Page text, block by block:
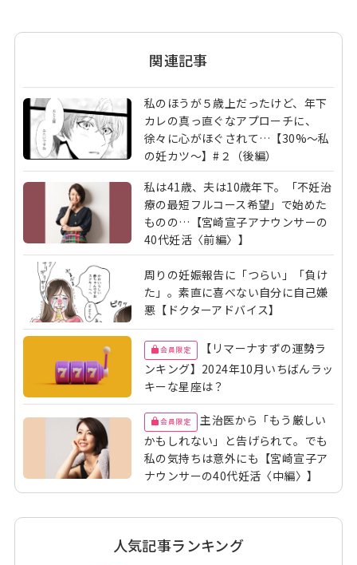
関連記事
私のほうが５歳上だったけど、年下
カレの真っ直ぐなアプローチに、
徐々に心がほぐされて…【30%～私
の妊カツ～】#２（後編）
私は41歳、夫は10歳年下。「不妊治
療の最短フルコース希望」で始めた
ものの…【宮崎宣子アナウンサーの
40代妊活〈前編〉】
周りの妊娠報告に「つらい」「負け
た」。素直に喜べない自分に自己嫌
悪【ドクターアドバイス】
会員限定
【リマーナすずの運勢ラ
ンキング】2024年10月いちばんラッ
キーな星座は？
会員限定
主治医から「もう厳しい
かもしれない」と告げられて。でも
私の気持ちは意外にも【宮崎宣子ア
ナウンサーの40代妊活〈中編〉】
人気記事ランキング